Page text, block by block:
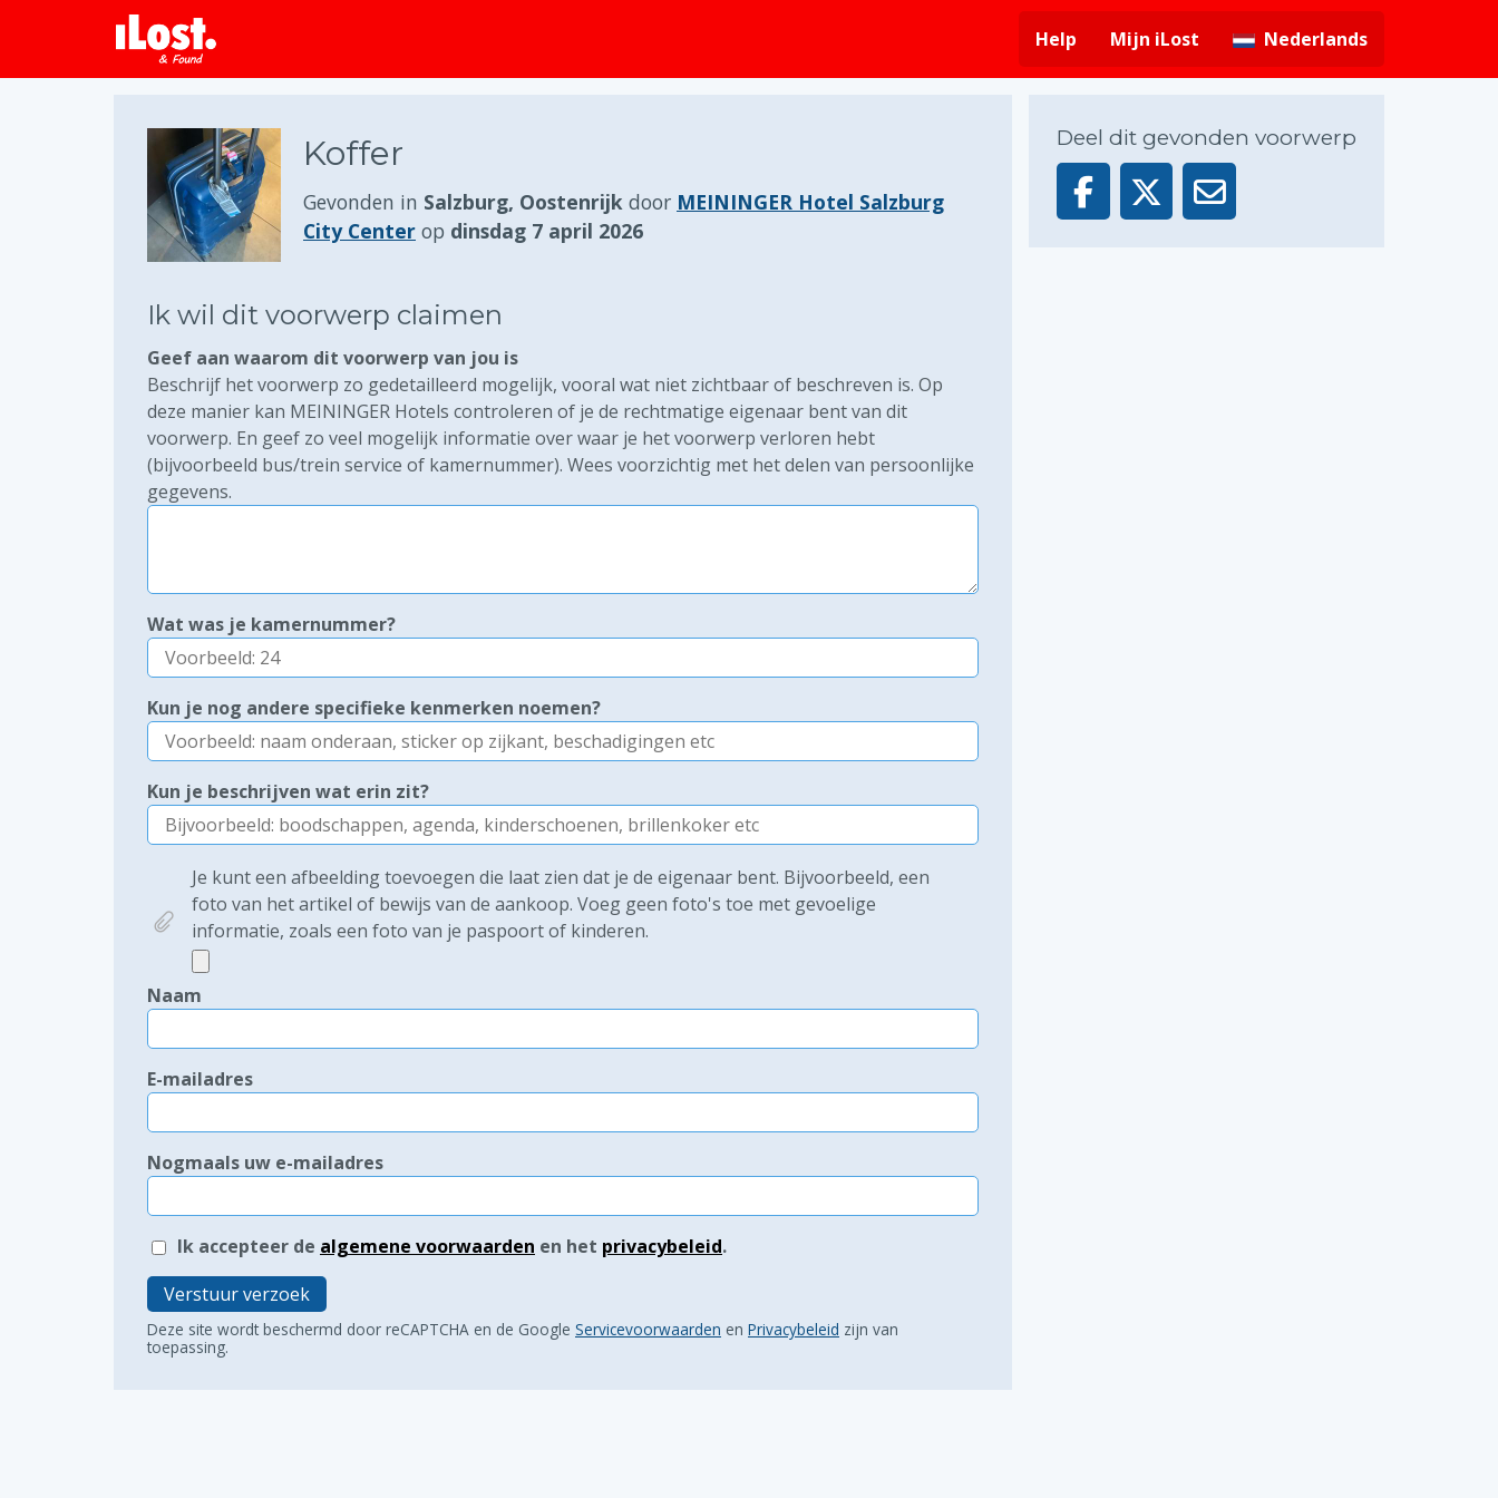
Help Mijn iLost Nederlands
Koffer
Gevonden in Salzburg, Oostenrijk door MEININGER Hotel Salzburg
City Center op dinsdag 7 april 2026
Ik wil dit voorwerp claimen
Geef aan waarom dit voorwerp van jou is
Beschrijf het voorwerp zo gedetailleerd mogelijk, vooral wat niet zichtbaar of beschreven is. Op
deze manier kan MEININGER Hotels controleren of je de rechtmatige eigenaar bent van dit
voorwerp. En geef zo veel mogelijk informatie over waar je het voorwerp verloren hebt
(bijvoorbeeld bus/trein service of kamernummer). Wees voorzichtig met het delen van persoonlijke
gegevens.
Wat was je kamernummer?
Kun je nog andere specifieke kenmerken noemen?
Kun je beschrijven wat erin zit?
Je kunt een afbeelding toevoegen die laat zien dat je de eigenaar bent. Bijvoorbeeld, een
foto van het artikel of bewijs van de aankoop. Voeg geen foto's toe met gevoelige
informatie, zoals een foto van je paspoort of kinderen.
Naam
E-mailadres
Nogmaals uw e-mailadres
Ik accepteer de algemene voorwaarden en het privacybeleid.
Verstuur verzoek
Deze site wordt beschermd door reCAPTCHA en de Google Servicevoorwaarden en Privacybeleid zijn van
toepassing.
Deel dit gevonden voorwerp